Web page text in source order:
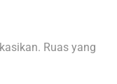
Ruas yang